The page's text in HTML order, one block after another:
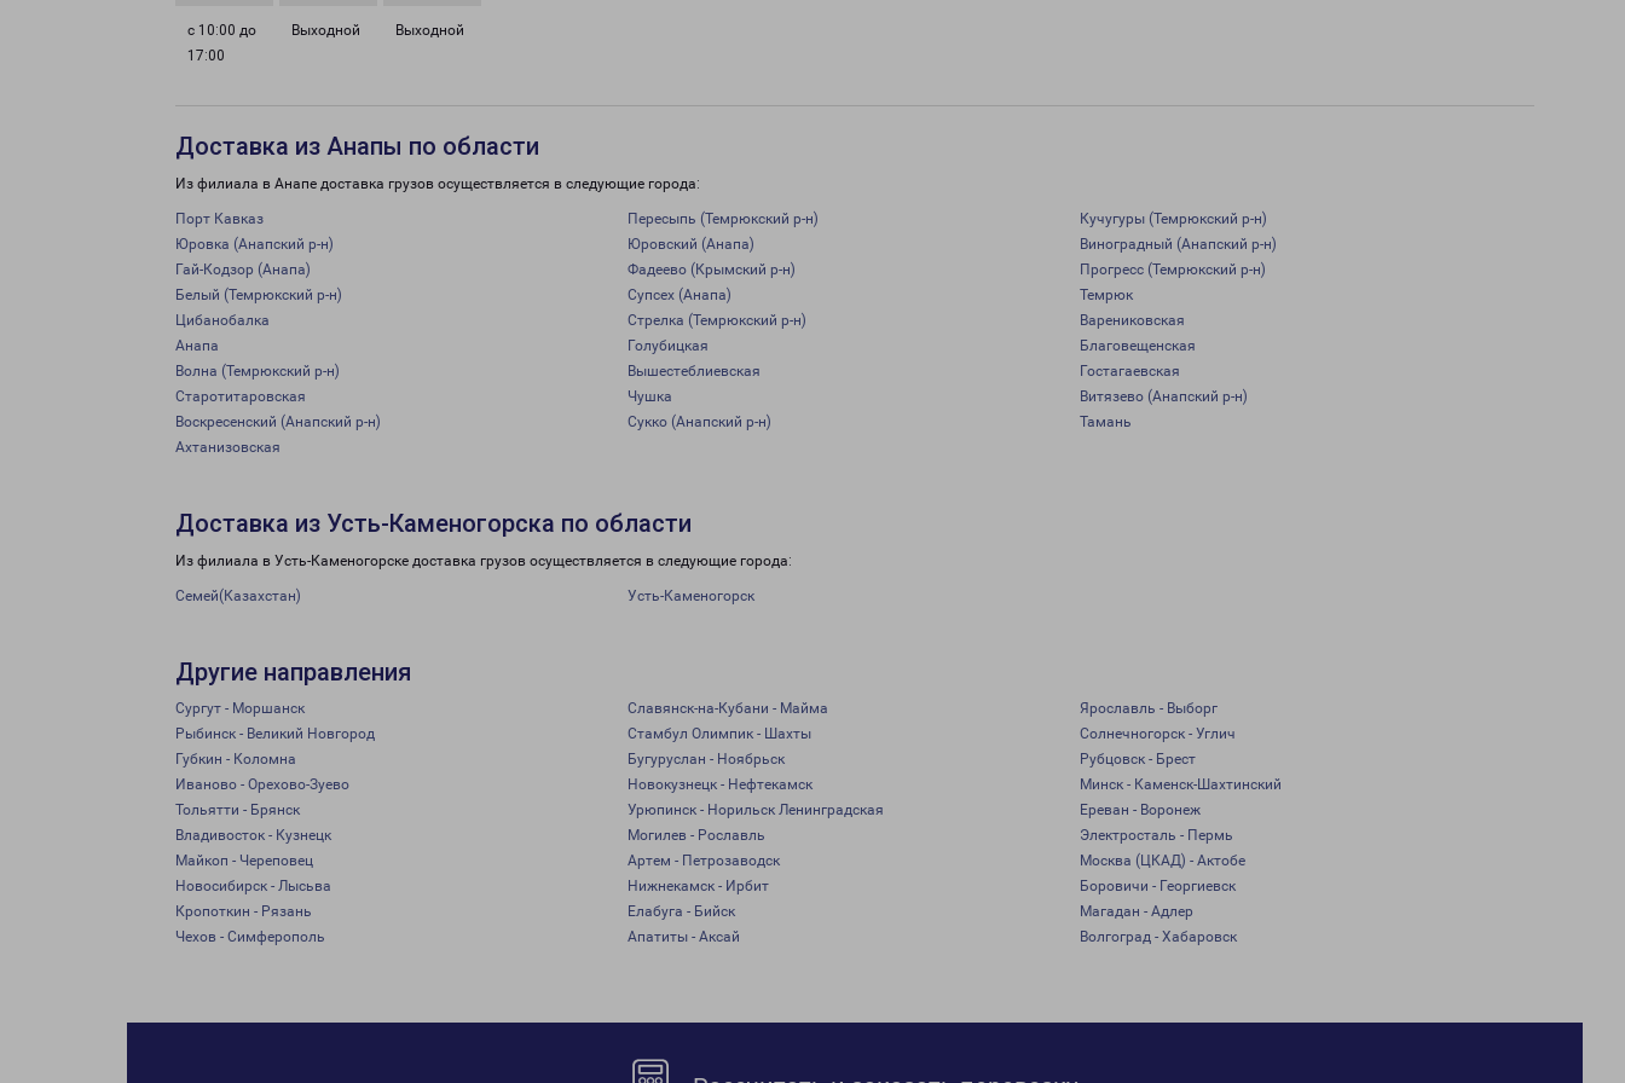
с 10:00 до
17:00
Выходной Выходной
Доставка из Анапы по области
Из филиала в Анапе доставка грузов осуществляется в следующие города:
Порт Кавказ Пересыпь (Темрюкский р-н)
Кучугуры (Темрюкский р-н)
Юровка (Анапский р-н)
Юровский (Анапа)
Виноградный (Анапский р-н)
Гай-Кодзор (Анапа)
Фадеево (Крымский р-н)
Прогресс (Темрюкский р-н)
Белый (Темрюкский р-н)
Супсех (Анапа)
Темрюк
Цибанобалка
Стрелка (Темрюкский р-н)
Варениковская
Анапа
Голубицкая
Благовещенская
Волна (Темрюкский р-н)
Вышестеблиевская
Гостагаевская
Старотитаровская
Чушка
Витязево (Анапский р-н)
Воскресенский (Анапский р-н)
Сукко (Анапский р-н)
Тамань
Ахтанизовская
Доставка из Усть-Каменогорска по области
Из филиала в Усть-Каменогорске доставка грузов осуществляется в следующие города:
Семей(Казахстан) Усть-Каменогорск
Другие направления
Сургут - Моршанск Славянск-на-Кубани - Майма
Ярославль - Выборг
Рыбинск - Великий Новгород
Стамбул Олимпик - Шахты
Солнечногорск - Углич
Губкин - Коломна
Бугуруслан - Ноябрьск
Рубцовск - Брест
Иваново - Орехово-Зуево
Новокузнецк - Нефтекамск
Минск - Каменск-Шахтинский
Тольятти - Брянск
Урюпинск - Норильск Ленинградская
Ереван - Воронеж
Владивосток - Кузнецк
Могилев - Рославль
Электросталь - Пермь
Майкоп - Череповец
Артем - Петрозаводск
Москва (ЦКАД) - Актобе
Новосибирск - Лысьва
Нижнекамск - Ирбит
Боровичи - Георгиевск
Кропоткин - Рязань
Елабуга - Бийск
Магадан - Адлер
Чехов - Симферополь
Апатиты - Аксай Волгоград - Хабаровск